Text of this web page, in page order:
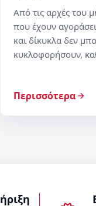
Από τις αρχές του
που έχουν
και δίκυκλα δεν
κυκλοφορήσουν,
Περισσότερα